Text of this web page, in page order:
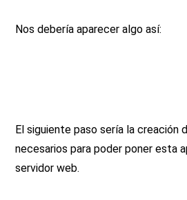
Nos debería aparecer algo así:
El siguiente paso sería la creación
necesarios para poder poner esta
servidor web.